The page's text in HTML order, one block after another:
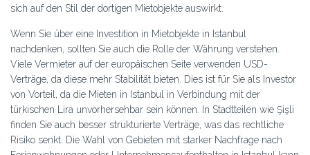
sich auf den Stil der dortigen Mietobjekte auswirkt.
Wenn Sie über eine Investition in Mietobjekte in Istanbul
nachdenken, sollten Sie auch die Rolle der Währung verstehen.
Viele Vermieter auf der europäischen Seite verwenden USD-
Verträge, da diese mehr Stabilität bieten. Dies ist für Sie als Investor
von Vorteil, da die Mieten in Istanbul in Verbindung mit der
türkischen Lira unvorhersehbar sein können. In Stadtteilen wie Şişli
finden Sie auch besser strukturierte Verträge, was das rechtliche
Risiko senkt. Die Wahl von Gebieten mit starker Nachfrage nach